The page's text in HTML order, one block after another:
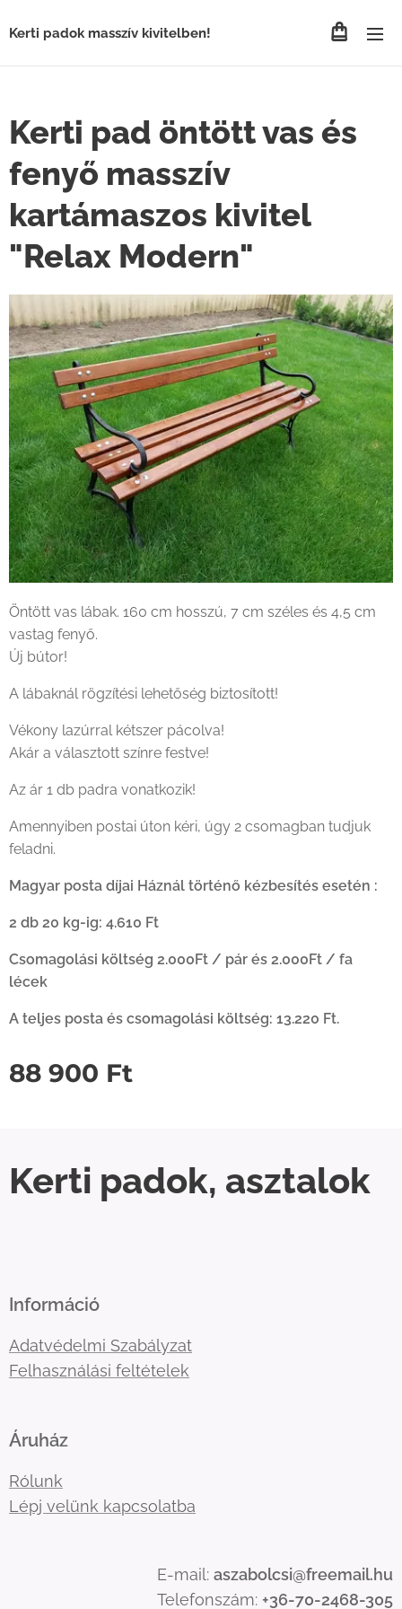
Kerti padok masszív kivitelben!
Kerti pad öntött vas és
fenyő masszív
kartámaszos kivitel
"Relax Modern"
Öntött vas lábak. 160 cm hosszú, 7 cm széles és 4,5 cm
vastag fenyő.
Új bútor!
A lábaknál rögzítési lehetőség biztosított!
Vékony lazúrral kétszer pácolva!
Akár a választott színre festve!
Az ár 1 db padra vonatkozik!
Amennyiben postai úton kéri, úgy 2 csomagban tudjuk
feladni.
Magyar posta díjai Háznál történő kézbesítés esetén :
2 db 20 kg-ig: 4.610 Ft
Csomagolási költség 2.000Ft / pár és 2.000Ft / fa
lécek
A teljes posta és csomagolási költség: 13.220 Ft.
88 900 Ft
Kerti padok, asztalok
Információ
Adatvédelmi Szabályzat
Felhasználási feltételek
Áruház
Rólunk
Lépj velünk kapcsolatba
E-mail: aszabolcsi@freemail.hu
Telefonszám: +36-70-2468-305